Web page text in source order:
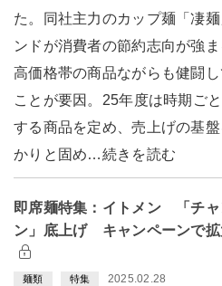
た。同社主力のカップ麺「凄麺
ンドが消費者の節約志向が強ま
高価格帯の商品ながらも健闘し
ことが要因。25年度は時期ご
する商品を定め、売上げの基盤
かりと固め…続きを読む
即席麺特集：イトメン 「チャ
ン」底上げ キャンペーンで拡
麺類 特集 2025.02.28